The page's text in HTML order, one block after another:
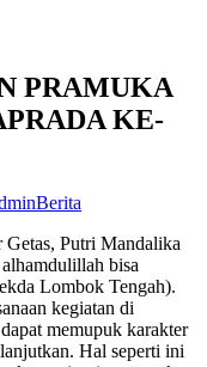
PRAMUKA
KE-
Berita
Putri Mandalika
bisa
Lombok Tengah).
kegiatan di
memupuk karakter
Hal seperti ini